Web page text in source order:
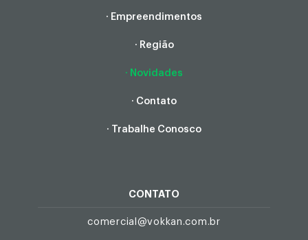
· Empreendimentos
· Região
· Novidades
· Contato
· Trabalhe Conosco
CONTATO
comercial@vokkan.com.br